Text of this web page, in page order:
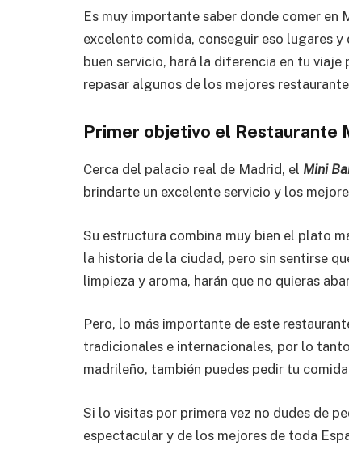
Es muy importante saber donde comer en
excelente comida, conseguir eso lugares
buen servicio, hará la diferencia en tu
repasar algunos de los mejores
Primer objetivo el Restaurante
Cerca del palacio real de Madrid, el Mini
brindarte un excelente servicio y los
Su estructura combina muy bien el plato
la historia de la ciudad, pero sin sentirse
limpieza y aroma, harán que no quieras
Pero, lo más importante de este
tradicionales e internacionales, por lo
madrileño, también puedes pedir tu
Si lo visitas por primera vez no dudes de
espectacular y de los mejores de toda